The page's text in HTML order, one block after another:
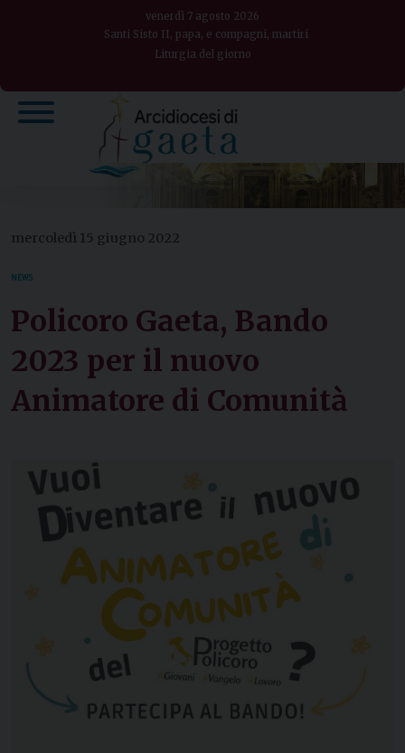
venerdì 7 agosto 2026
Santi Sisto II, papa, e compagni, martiri
Liturgia del giorno
mercoledì 15 giugno 2022
NEWS
Policoro Gaeta, Bando
2023 per il nuovo
Animatore di Comunità